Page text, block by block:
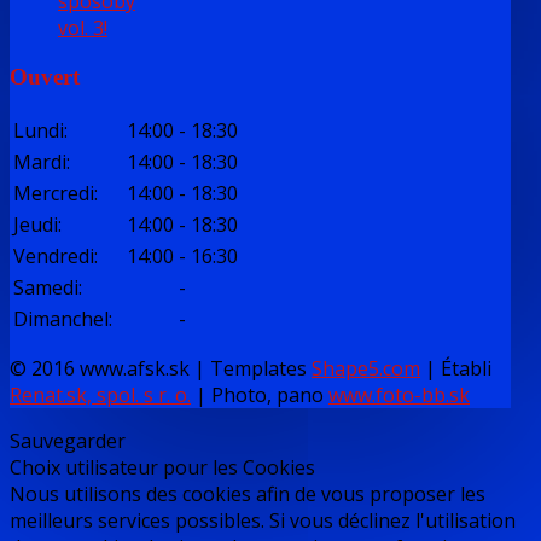
vol. 3!
Ouvert
Lundi: 14:00 - 18:30
Mardi: 14:00 - 18:30
Mercredi: 14:00 - 18:30
Jeudi: 14:00 - 18:30
Vendredi: 14:00 - 16:30
Samedi:
-
Dimanchel:
-
© 2016 www.afsk.sk | Templates Shape5.com | Établi
Renat.sk, spol. s r. o. | Photo, pano www.foto-bb.sk
Sauvegarder
Choix utilisateur pour les Cookies
Nous utilisons des cookies afin de vous proposer les
meilleurs services possibles. Si vous déclinez l'utilisation